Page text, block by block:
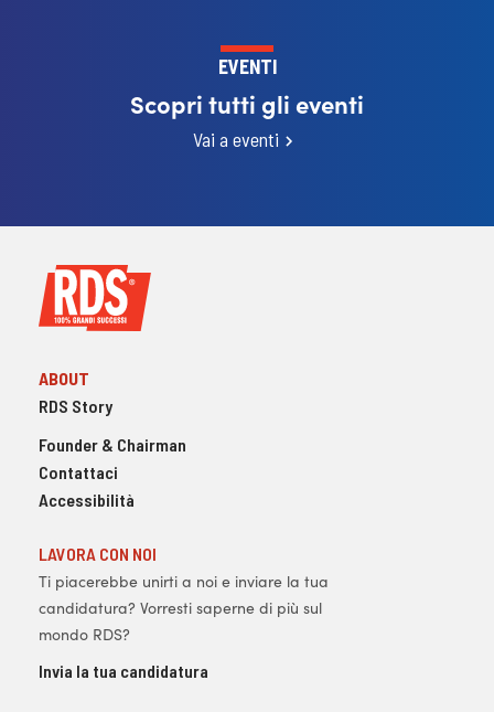
EVENTI
Scopri tutti gli eventi
Vai a eventi
ABOUT
RDS Story
Founder & Chairman
Contattaci
Accessibilità
LAVORA CON NOI
Ti piacerebbe unirti a noi e inviare la tua
candidatura? Vorresti saperne di più sul
mondo RDS?
Invia la tua candidatura